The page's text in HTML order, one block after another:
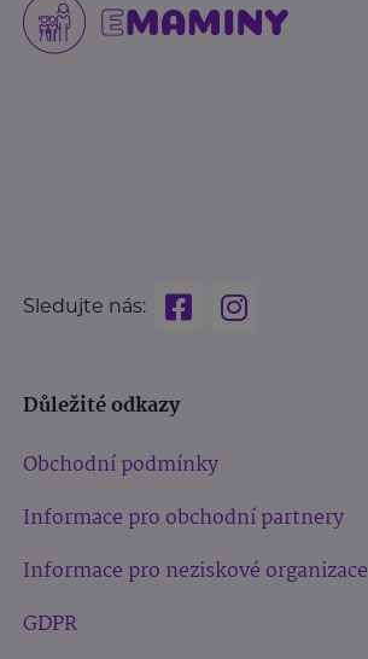
Sledujte nás:
Důležité odkazy
Obchodní podmínky
Informace pro obchodní partnery
Informace pro neziskové organizace
GDPR